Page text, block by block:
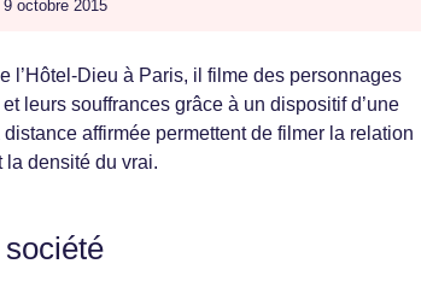
9 octobre 2015
l’Hôtel-Dieu à Paris, il filme des personnages
leurs souffrances grâce à un dispositif d’une
affirmée permettent de filmer la relation
la densité du vrai.